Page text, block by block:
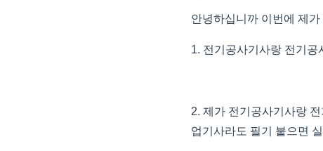
안녕하십니까 이번에 제
1. 전기공사기사랑 전기
2. 제가 전기공사기사랑
업기사라도 필기 붙으면